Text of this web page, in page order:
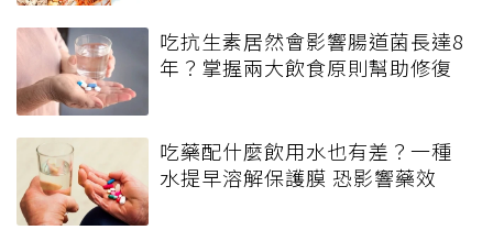
吃抗生素居然會影響腸道菌長達8
年？掌握兩大飲食原則幫助修復
吃藥配什麼飲用水也有差？一種
水提早溶解保護膜 恐影響藥效